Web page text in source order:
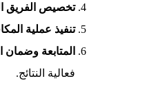
تخصيص الفريق
تنفيذ عملية
المتابعة وضمان
فعالية النتائج.